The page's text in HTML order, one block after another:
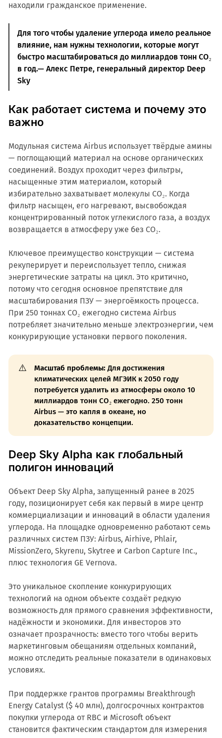
находили гражданское применение.
Для того чтобы удаление углерода имело реальное
влияние, нам нужны технологии, которые могут
быстро масштабироваться до миллиардов тонн CO₂
в год.— Алекс Петре, генеральный директор Deep
Sky
Как работает система и почему это
важно
Модульная система Airbus использует твёрдые амины
— поглощающий материал на основе органических
соединений. Воздух проходит через фильтры,
насыщенные этим материалом, который
избирательно захватывает молекулы CO₂. Когда
фильтр насыщен, его нагревают, высвобождая
концентрированный поток углекислого газа, а воздух
возвращается в атмосферу уже без CO₂.
Ключевое преимущество конструкции — система
рекуперирует и переиспользует тепло, снижая
энергетические затраты на цикл. Это критично,
потому что сегодня основное препятствие для
масштабирования ПЗУ — энергоёмкость процесса.
При 250 тоннах CO₂ ежегодно система Airbus
потребляет значительно меньше электроэнергии, чем
конкурирующие установки первого поколения.
⚠️ Масштаб проблемы: Для достижения
климатических целей МГЭИК к 2050 году
потребуется удалить из атмосферы около 10
миллиардов тонн CO₂ ежегодно. 250 тонн
Airbus — это капля в океане, но
доказательство концепции.
Deep Sky Alpha как глобальный
полигон инноваций
Объект Deep Sky Alpha, запущенный ранее в 2025
году, позиционирует себя как первый в мире центр
коммерциализации и инноваций в области удаления
углерода. На площадке одновременно работают семь
различных систем ПЗУ: Airbus, Airhive, Phlair,
MissionZero, Skyrenu, Skytree и Carbon Capture Inc.,
плюс технология GE Vernova.
Это уникальное скопление конкурирующих
технологий на одном объекте создаёт редкую
возможность для прямого сравнения эффективности,
надёжности и экономики. Для инвесторов это
означает прозрачность: вместо того чтобы верить
маркетинговым обещаниям отдельных компаний,
можно отследить реальные показатели в одинаковых
условиях.
При поддержке грантов программы Breakthrough
Energy Catalyst ($ 40 млн), долгосрочных контрактов
покупки углерода от RBC и Microsoft объект
становится фактическим стандартом для измерения